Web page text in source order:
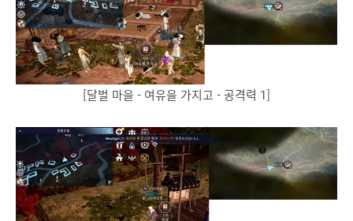
[달벌 마을 - 여유을 가지고 - 공격력 1]